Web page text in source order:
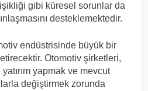
gibi küresel sorunlar da
desteklemektedir.
endüstrisinde büyük bir
Otomotiv şirketleri,
yapmak ve mevcut
değiştirmek zorunda